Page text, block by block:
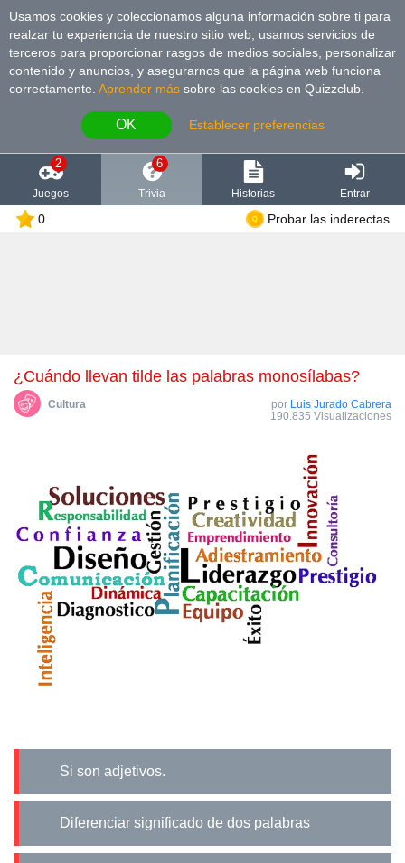
Usamos cookies y coleccionamos alguna información sobre ti para
realzar tu experiencia de nuestro sitio web; usamos servicios de
terceros para proporcionar rasgos de medios sociales, personalizar
contenido y anuncios, y asegurarnos que la página web funciona
correctamente. Aprender más sobre las cookies en Quizzclub.
OK Establecer preferencias
2
Juegos
6
Trivia Historias Entrar
0 Probar las inderectas
¿Cuándo llevan tilde las palabras monosílabas?
Cultura por Luis Jurado Cabrera
190.835 Visualizaciones
Si son adjetivos.
Diferenciar significado de dos palabras